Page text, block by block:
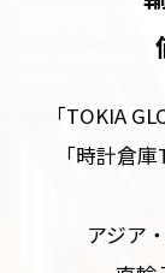
「TOKIA
「時計倉
アジア